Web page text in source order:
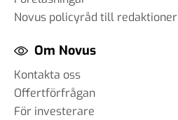
Novus policyråd till redaktioner
Om Novus
Kontakta oss
Offertförfrågan
För investerare